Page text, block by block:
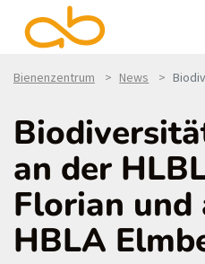
Bienenzentrum News
an der
Florian und
HBLA